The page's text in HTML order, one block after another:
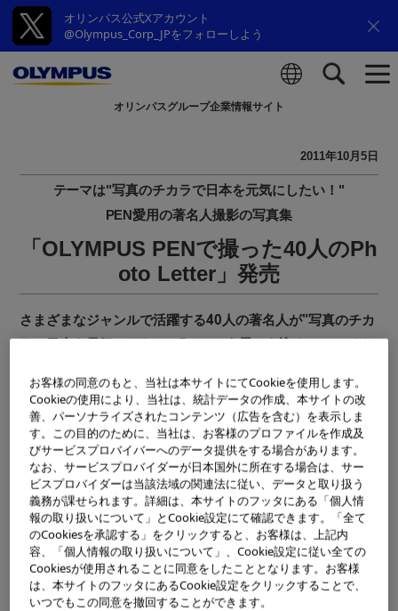
オリンパス公式Xアカウント
@Olympus_Corp_JPをフォローしよう
オリンパスグループ企業情報サイト
2011年10月5日
テーマは"写真のチカラで日本を元気にしたい！"
PEN愛用の著名人撮影の写真集
「OLYMPUS PENで撮った40人のPh
oto Letter」発売
さまざまなジャンルで活躍する40人の著名人が"写真のチカ
ラで日本を元気にしたい！" という思いを込めて、マイク
た40人のPhoto Letter」が、株式会社マガジンハウスより
2011年10月5日に発売されます。
価格は1500円（税別）。この写真集の収益より一冊あたり
311円が、東日本大震災の義援金として寄付されます。
お客様の同意のもと、当社は本サイトにてCookieを使用します。
Cookieの使用により、当社は、統計データの作成、本サイトの改
善、パーソナライズされたコンテンツ（広告を含む）を表示しま
す。この目的のために、当社は、お客様のプロファイルを作成及
びサービスプロバイバーへのデータ提供をする場合があります。
なお、サービスプロバイダーが日本国外に所在する場合は、サー
ビスプロバイダーは当該法域の関連法に従い、データと取り扱う
義務が課せられます。詳細は、本サイトのフッタにある「個人情
報の取り扱いについて」とCookie設定にて確認できます。「全て
のCookiesを承認する」をクリックすると、お客様は、上記内
容、「個人情報の取り扱いについて」、Cookie設定に従い全ての
Cookiesが使用されることに同意をしたこととなります。お客様
は、本サイトのフッタにあるCookie設定をクリックすることで、
いつでもこの同意を撤回することができます。